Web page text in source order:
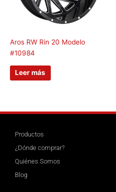
Aros RW Rin 20 Modelo
#10984
Leer más
Productos
¿Dónde comprar?
Quiénes Somos
Blog